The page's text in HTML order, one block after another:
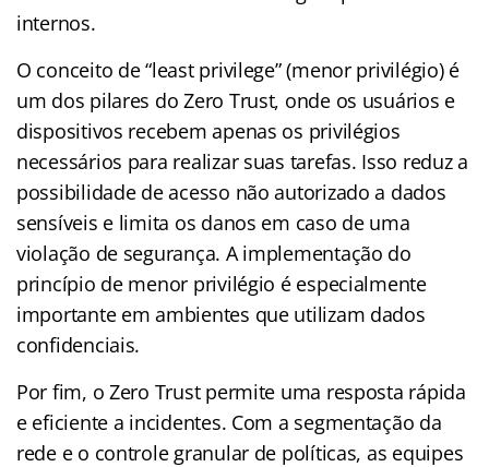
internos.
O conceito de “least privilege” (menor privilégio) é
um dos pilares do Zero Trust, onde os usuários e
dispositivos recebem apenas os privilégios
necessários para realizar suas tarefas. Isso reduz a
possibilidade de acesso não autorizado a dados
sensíveis e limita os danos em caso de uma
violação de segurança. A implementação do
princípio de menor privilégio é especialmente
importante em ambientes que utilizam dados
confidenciais.
Por fim, o Zero Trust permite uma resposta rápida
e eficiente a incidentes. Com a segmentação da
rede e o controle granular de políticas, as equipes